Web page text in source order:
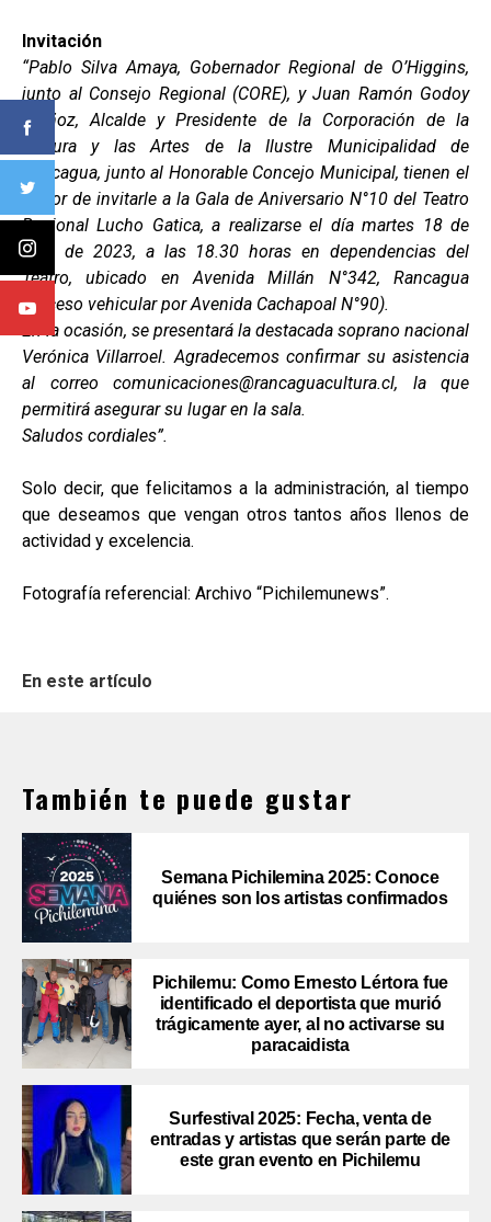
Invitación
“Pablo Silva Amaya, Gobernador Regional de O’Higgins,
junto al Consejo Regional (CORE), y Juan Ramón Godoy
Muñoz, Alcalde y Presidente de la Corporación de la
Cultura y las Artes de la Ilustre Municipalidad de
Rancagua, junto al Honorable Concejo Municipal, tienen el
honor de invitarle a la Gala de Aniversario N°10 del Teatro
Regional Lucho Gatica, a realizarse el día martes 18 de
julio de 2023, a las 18.30 horas en dependencias del
Teatro, ubicado en Avenida Millán N°342, Rancagua
(Acceso vehicular por Avenida Cachapoal N°90).
En la ocasión, se presentará la destacada soprano nacional
Verónica Villarroel. Agradecemos confirmar su asistencia
al correo comunicaciones@rancaguacultura.cl, la que
permitirá asegurar su lugar en la sala.
Saludos cordiales”.
Solo decir, que felicitamos a la administración, al tiempo
que deseamos que vengan otros tantos años llenos de
actividad y excelencia.
Fotografía referencial: Archivo “Pichilemunews”.
En este artículo
También te puede gustar
Semana Pichilemina 2025: Conoce
quiénes son los artistas confirmados
Pichilemu: Como Ernesto Lértora fue
identificado el deportista que murió
trágicamente ayer, al no activarse su
paracaidista
Surfestival 2025: Fecha, venta de
entradas y artistas que serán parte de
este gran evento en Pichilemu